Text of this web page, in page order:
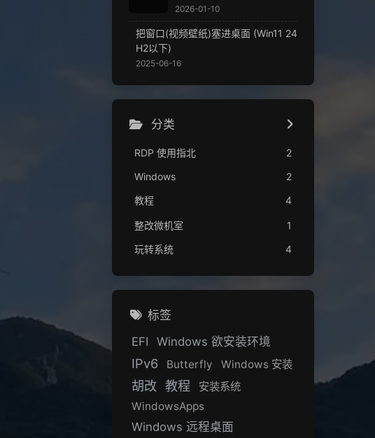
2026-01-10
把窗口(视频壁纸)塞进桌面 (Win11 24
H2以下)
2025-06-16
分类
RDP 使用指北
2
Windows
2
教程
4
整改微机室
1
玩转系统
4
标签
EFI
Windows 欲安装环境
IPv6 Butterfly Windows 安装
胡改 教程
安装系统
WindowsApps
Windows 远程桌面